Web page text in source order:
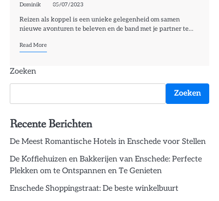
Dominik 05/07/2023
Reizen als koppel is een unieke gelegenheid om samen
nieuwe avonturen te beleven en de band met je partner te…
Read More
Zoeken
Zoeken
Recente Berichten
De Meest Romantische Hotels in Enschede voor Stellen
De Koffiehuizen en Bakkerijen van Enschede: Perfecte
Plekken om te Ontspannen en Te Genieten
Enschede Shoppingstraat: De beste winkelbuurt